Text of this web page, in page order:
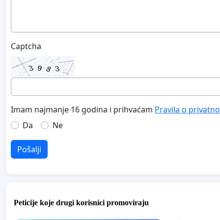
Captcha
Imam najmanje 16 godina i prihvaćam Pravila o
Da
Ne
Pošalji
Peticije koje drugi korisnici promoviraju